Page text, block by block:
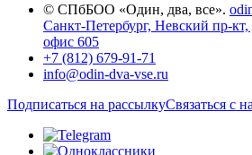
© СПбБОО «Один, два, все».
Санкт-Петербург, Невский пр-
офис 605
+7 (812) 679-91-71
info@odin-dva-vse.ru
Подписаться на рассылкуСвязаться с